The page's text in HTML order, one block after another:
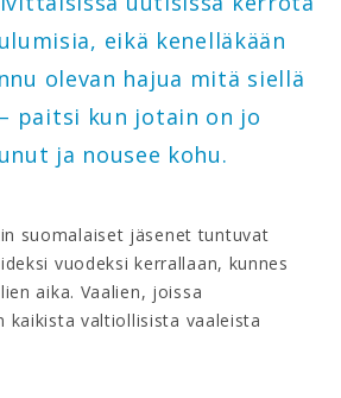
eikä kenelläkään
olevan hajua mitä siellä
paitsi kun jotain on jo
ja nousee kohu.
suomalaiset jäsenet tuntuvat
vuodeksi kerrallaan, kunnes
aika. Vaalien, joissa
kaikista valtiollisista vaaleista